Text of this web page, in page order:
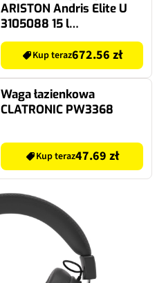
ARISTON Andris Elite U
3105088 15 l
Podumywalkowy
Kup teraz672.56 zł
Waga łazienkowa
CLATRONIC PW3368
Kup teraz47.69 zł